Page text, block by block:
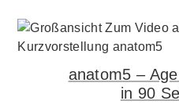
anatom5 –
in 90